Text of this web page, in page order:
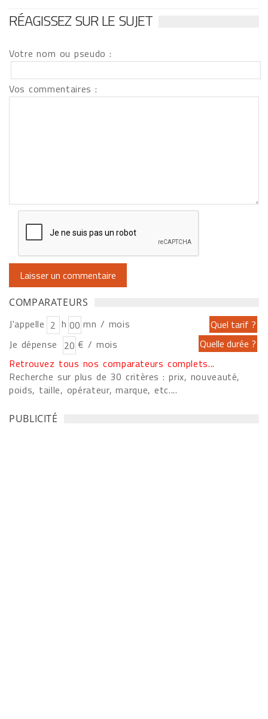
RÉAGISSEZ SUR LE SUJET
Votre nom ou pseudo :
Vos commentaires :
COMPARATEURS
J'appelle h
mn / mois
Je dépense
€ / mois
Retrouvez tous nos comparateurs complets...
Recherche sur plus de 30 critères : prix, nouveauté,
poids, taille, opérateur, marque, etc....
PUBLICITÉ